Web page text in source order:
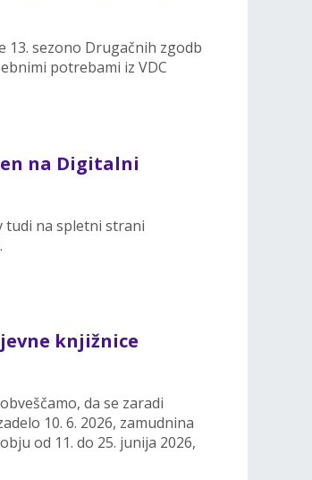
13. sezono Drugačnih zgodb
potrebami iz VDC
na Digitalni
tudi na spletni strani
knjižnice
da se zaradi
10. 6. 2026, zamudnina
od 11. do 25. junija 2026,